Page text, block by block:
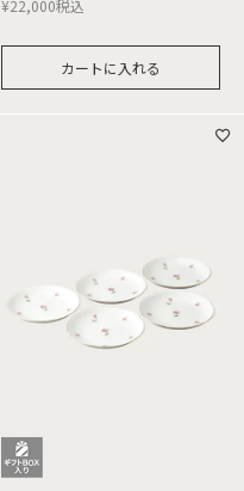
¥22,000税込
カートに入れる